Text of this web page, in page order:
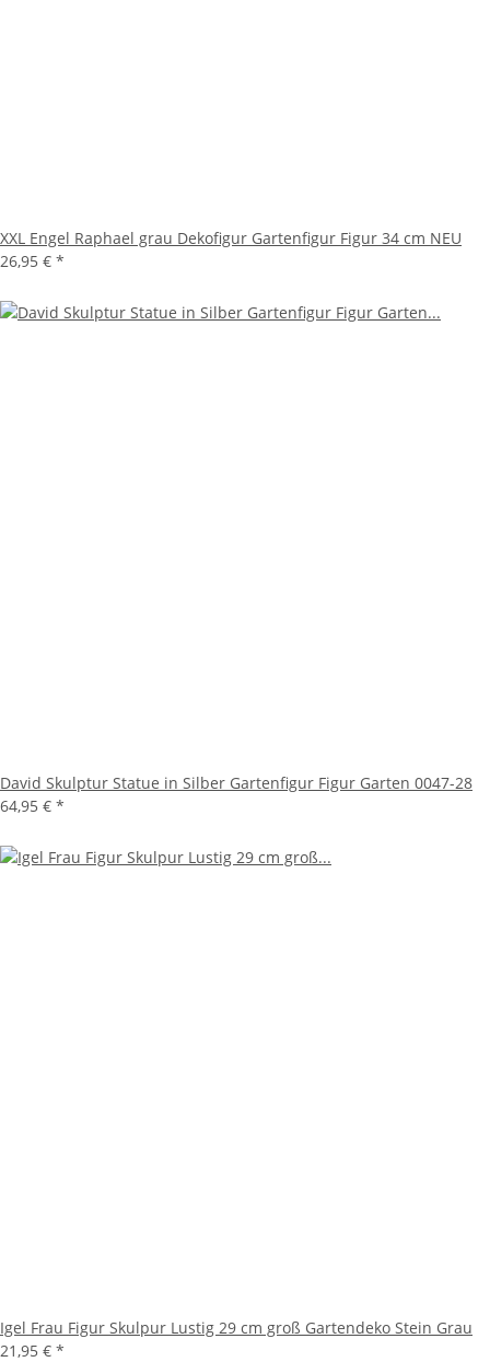
XXL Engel Raphael grau Dekofigur Gartenfigur Figur 34 cm NEU
26,95 € *
David Skulptur Statue in Silber Gartenfigur Figur Garten 0047-28
64,95 € *
Igel Frau Figur Skulpur Lustig 29 cm groß Gartendeko Stein Grau
21,95 € *